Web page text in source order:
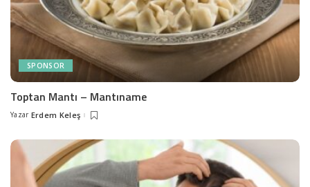
SPONSOR
Toptan Mantı – Mantıname
Posted
Yazar Erdem Keleş